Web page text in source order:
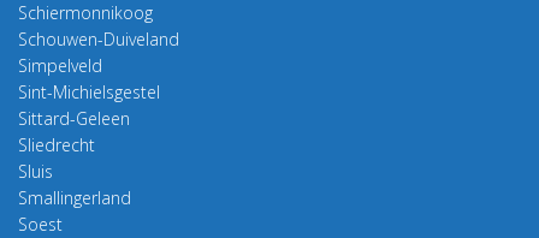
Schiermonnikoog
Schouwen-Duiveland
Simpelveld
Sint-Michielsgestel
Sittard-Geleen
Sliedrecht
Sluis
Smallingerland
Soest